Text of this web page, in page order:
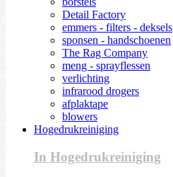
Detail Factory
emmers - filters - deksels
sponsen - handschoenen
The Rag Company
meng - sprayflessen
verlichting
infrarood drogers
afplaktape
blowers
Hogedrukreiniging
In Hogedrukreiniging